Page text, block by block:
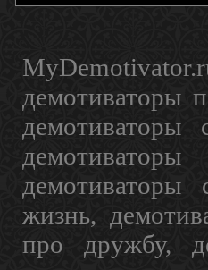
демотиваторы
жизнь,
про дружбу,